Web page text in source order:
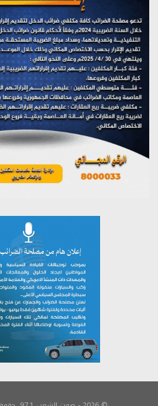
تستمعون لبرنامج (هندسة الوهم)
يوليو 28, 2026
مؤتمر صحفي لمركز عين الإنسانية حول
على اليمن
يوليو 27, 2026
تستمعون لبرنامج (مع السيد القائد)
يوليو 26, 2026